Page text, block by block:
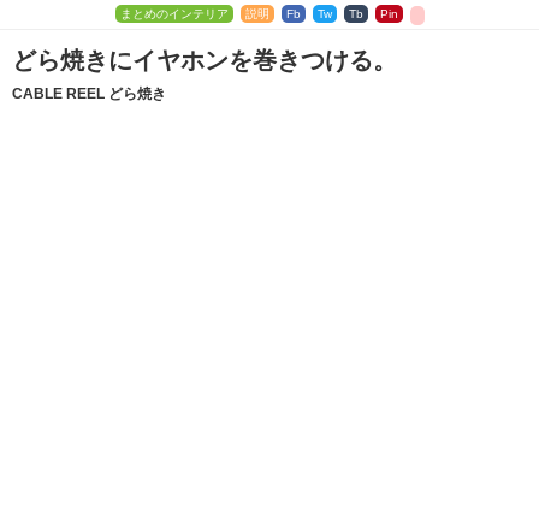
まとめのインテリア 説明 Fb Tw Tb Pin
どら焼きにイヤホンを巻きつける。
CABLE REEL どら焼き